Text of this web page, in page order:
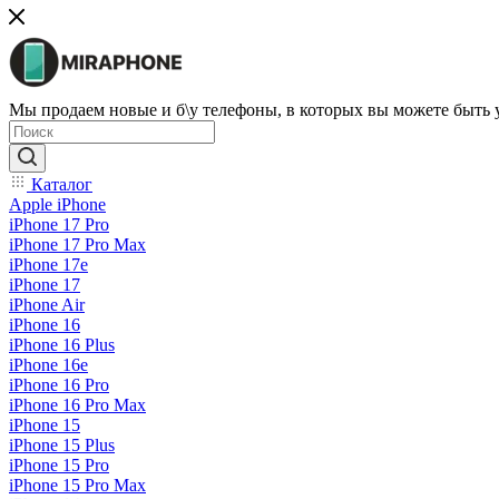
Мы продаем новые и б\у телефоны, в которых вы можете быть
Каталог
Apple iPhone
iPhone 17 Pro
iPhone 17 Pro Max
iPhone 17e
iPhone 17
iPhone Air
iPhone 16
iPhone 16 Plus
iPhone 16e
iPhone 16 Pro
iPhone 16 Pro Max
iPhone 15
iPhone 15 Plus
iPhone 15 Pro
iPhone 15 Pro Max